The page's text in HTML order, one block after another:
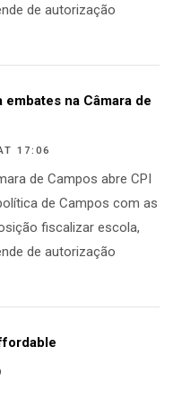
de autorização
na Câmara de
17:06
de Campos abre CPI
de Campos com as
fiscalizar escola,
de autorização